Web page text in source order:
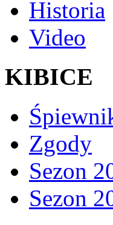
Historia
Video
KIBICE
Zgody
Sezon
Sezon